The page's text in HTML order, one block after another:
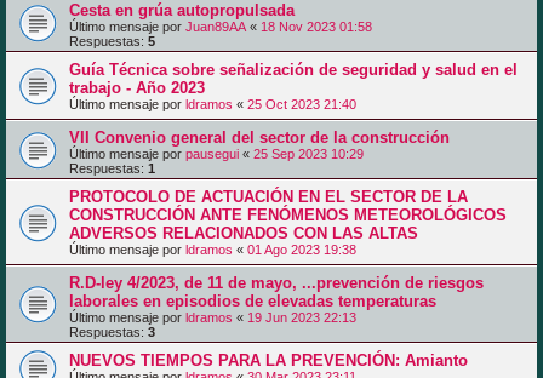
Cesta en grúa autopropulsada
Último mensaje por Juan89AA « 18 Nov 2023 01:58
Respuestas: 5
Guía Técnica sobre señalización de seguridad y salud en el
trabajo - Año 2023
Último mensaje por ldramos « 25 Oct 2023 21:40
VII Convenio general del sector de la construcción
Último mensaje por pausegui « 25 Sep 2023 10:29
Respuestas: 1
PROTOCOLO DE ACTUACIÓN EN EL SECTOR DE LA
CONSTRUCCIÓN ANTE FENÓMENOS METEOROLÓGICOS
ADVERSOS RELACIONADOS CON LAS ALTAS
Último mensaje por ldramos « 01 Ago 2023 19:38
R.D-ley 4/2023, de 11 de mayo, ...prevención de riesgos
laborales en episodios de elevadas temperaturas
Último mensaje por ldramos « 19 Jun 2023 22:13
Respuestas: 3
NUEVOS TIEMPOS PARA LA PREVENCIÓN: Amianto